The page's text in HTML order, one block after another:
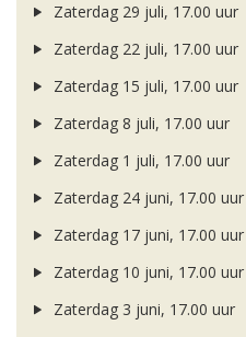
Zaterdag 29 juli, 17.00 uur
Zaterdag 22 juli, 17.00 uur
Zaterdag 15 juli, 17.00 uur
Zaterdag 8 juli, 17.00 uur
Zaterdag 1 juli, 17.00 uur
Zaterdag 24 juni, 17.00 uur
Zaterdag 17 juni, 17.00 uur
Zaterdag 10 juni, 17.00 uur
Zaterdag 3 juni, 17.00 uur